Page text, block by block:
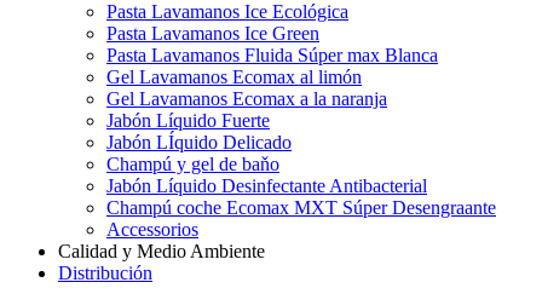
Pasta Lavamanos Ice Ecológica
Pasta Lavamanos Ice Green
Pasta Lavamanos Fluida Súper max Blanca
Gel Lavamanos Ecomax al limón
Gel Lavamanos Ecomax a la naranja
Jabón Líquido Fuerte
Jabón LÍquido Delicado
Champú y gel de baňo
Jabón Líquido Desinfectante Antibacterial
Champú coche Ecomax MXT Súper Desengraante
Accessorios
Calidad y Medio Ambiente
Distribución